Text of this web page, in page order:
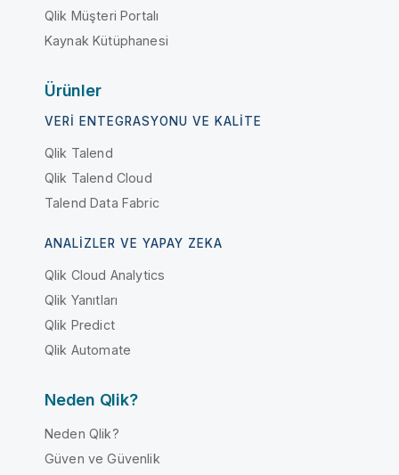
Qlik Müşteri Portalı
Kaynak Kütüphanesi
Ürünler
VERI ENTEGRASYONU VE KALITE
Qlik Talend
Qlik Talend Cloud
Talend Data Fabric
ANALIZLER VE YAPAY ZEKA
Qlik Cloud Analytics
Qlik Yanıtları
Qlik Predict
Qlik Automate
Neden Qlik?
Neden Qlik?
Güven ve Güvenlik